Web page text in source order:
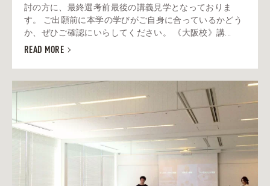
討の方に、最終選考前最後の講義見学となっておりま
す。 ご出願前に本学の学びがご自身に合っているかどう
か、ぜひご確認にいらしてください。 《大阪校》講...
READ MORE